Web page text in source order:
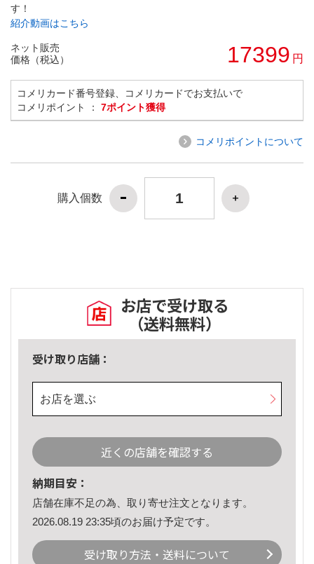
す！
紹介動画はこちら
ネット販売
価格（税込）
17399 円
コメリカード番号登録、コメリカードでお支払いで
コメリポイント ： 7ポイント獲得
コメリポイントについて
購入個数
お店で受け取る
（送料無料）
受け取り店舗：
お店を選ぶ
近くの店舗を確認する
納期目安：
店舗在庫不足の為、取り寄せ注文となります。
2026.08.19 23:35頃のお届け予定です。
受け取り方法・送料について